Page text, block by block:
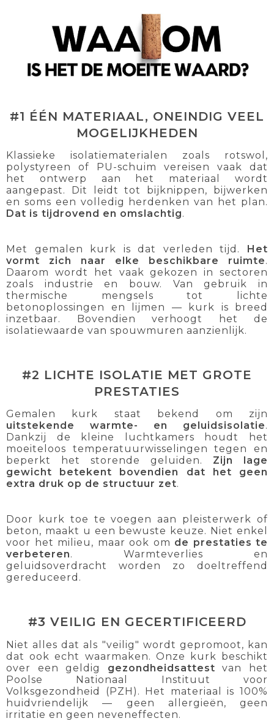
#1 ÉÉN MATERIAAL, ONEINDIG VEEL
MOGELIJKHEDEN
Klassieke isolatiematerialen zoals rotswol,
polystyreen of PU-schuim vereisen vaak dat
het ontwerp aan het materiaal wordt
aangepast. Dit leidt tot bijknippen, bijwerken
en soms een volledig herdenken van het plan.
Dat is tijdrovend en omslachtig.
Met gemalen kurk is dat verleden tijd. Het
vormt zich naar elke beschikbare ruimte.
Daarom wordt het vaak gekozen in sectoren
zoals industrie en bouw. Van gebruik in
thermische mengsels tot lichte
betonoplossingen en lijmen — kurk is breed
inzetbaar. Bovendien verhoogt het de
isolatiewaarde van spouwmuren aanzienlijk.
#2 LICHTE ISOLATIE MET GROTE
PRESTATIES
Gemalen kurk staat bekend om zijn
uitstekende warmte- en geluidsisolatie.
Dankzij de kleine luchtkamers houdt het
moeiteloos temperatuurwisselingen tegen en
beperkt het storende geluiden. Zijn lage
gewicht betekent bovendien dat het geen
extra druk op de structuur zet.
Door kurk toe te voegen aan pleisterwerk of
beton, maakt u een bewuste keuze. Niet enkel
voor het milieu, maar ook om de prestaties te
verbeteren. Warmteverlies en
geluidsoverdracht worden zo doeltreffend
gereduceerd.
#3 VEILIG EN GECERTIFICEERD
Niet alles dat als "veilig" wordt gepromoot, kan
dat ook echt waarmaken. Onze kurk beschikt
over een geldig gezondheidsattest van het
Poolse Nationaal Instituut voor
Volksgezondheid (PZH). Het materiaal is 100%
huidvriendelijk — geen allergieën, geen
irritatie en geen neveneffecten.